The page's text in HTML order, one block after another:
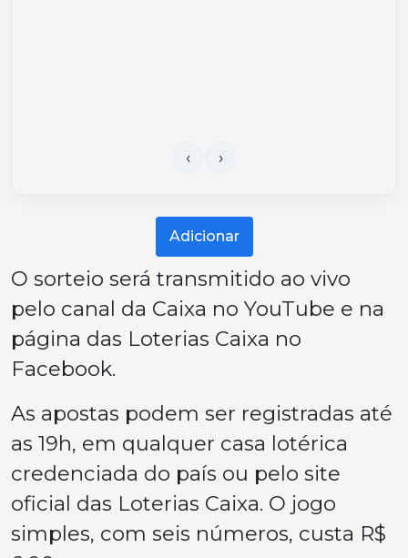
Adicionar
O sorteio será transmitido ao vivo
pelo canal da Caixa no YouTube e na
página das Loterias Caixa no
Facebook.
As apostas podem ser registradas até
as 19h, em qualquer casa lotérica
credenciada do país ou pelo site
oficial das Loterias Caixa. O jogo
simples, com seis números, custa R$